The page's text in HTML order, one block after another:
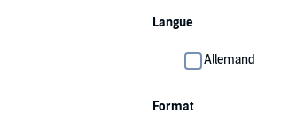
Langue
Allemand
Format